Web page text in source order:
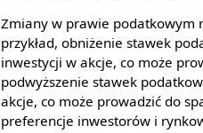
Zmiany w prawie podatkowym
przykład, obniżenie stawek
inwestycji w akcje, co może
podwyższenie stawek
akcje, co może prowadzić do
preferencje inwestorów i